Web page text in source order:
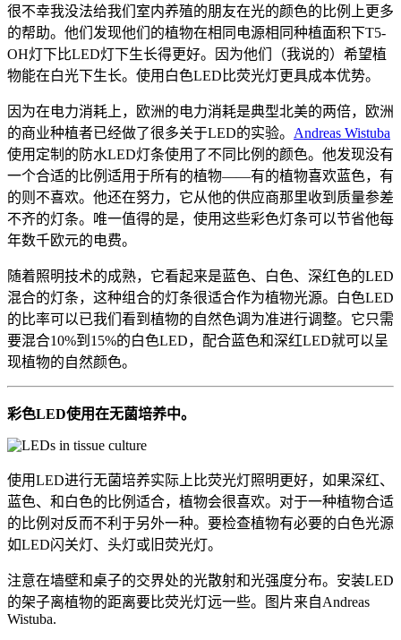
很不幸我没法给我们室内养殖的朋友在光的颜色的比例上更多
的帮助。他们发现他们的植物在相同电源相同种植面积下T5-
OH灯下比LED灯下生长得更好。因为他们（我说的）希望植
物能在白光下生长。使用白色LED比荧光灯更具成本优势。
因为在电力消耗上，欧洲的电力消耗是典型北美的两倍，欧洲
的商业种植者已经做了很多关于LED的实验。 Andreas Wistuba
使用定制的防水LED灯条使用了不同比例的颜色。他发现没有
一个合适的比例适用于所有的植物——有的植物喜欢蓝色，有
的则不喜欢。他还在努力，它从他的供应商那里收到质量参差
不齐的灯条。唯一值得的是，使用这些彩色灯条可以节省他每
年数千欧元的电费。
随着照明技术的成熟，它看起来是蓝色、白色、深红色的LED
混合的灯条，这种组合的灯条很适合作为植物光源。白色LED
的比率可以已我们看到植物的自然色调为准进行调整。它只需
要混合10%到15%的白色LED，配合蓝色和深红LED就可以呈
现植物的自然颜色。
彩色LED使用在无菌培养中。
使用LED进行无菌培养实际上比荧光灯照明更好，如果深红、
蓝色、和白色的比例适合，植物会很喜欢。对于一种植物合适
的比例对反而不利于另外一种。要检查植物有必要的白色光源
如LED闪关灯、头灯或旧荧光灯。
注意在墙壁和桌子的交界处的光散射和光强度分布。安装LED
的架子离植物的距离要比荧光灯远一些。图片来自Andreas
Wistuba.